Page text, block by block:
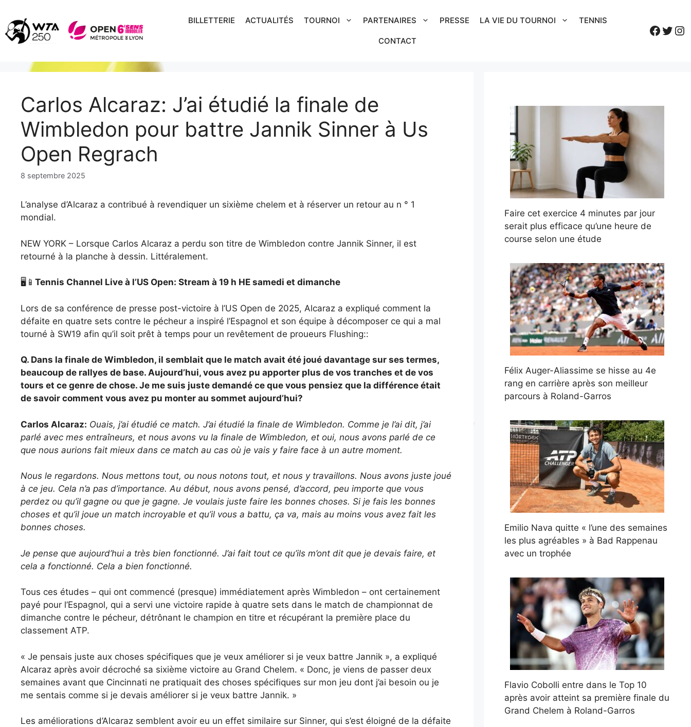
contenu
BILLETTERIE ACTUALITÉS TOURNOI PARTENAIRES PRESSE LA VIE DU TOURNOI TENNIS
CONTACT
Carlos Alcaraz: J’ai étudié la finale de
Wimbledon pour battre Jannik Sinner à Us
Open Regrach
8 septembre 2025
L’analyse d’Alcaraz a contribué à revendiquer un sixième chelem et à réserver un retour au n ° 1
mondial.
NEW YORK – Lorsque Carlos Alcaraz a perdu son titre de Wimbledon contre Jannik Sinner, il est
retourné à la planche à dessin. Littéralement.
🖥️📱 Tennis Channel Live à l’US Open: Stream à 19 h HE samedi et dimanche
Lors de sa conférence de presse post-victoire à l’US Open de 2025, Alcaraz a expliqué comment la
défaite en quatre sets contre le pécheur a inspiré l’Espagnol et son équipe à décomposer ce qui a mal
tourné à SW19 afin qu’il soit prêt à temps pour un revêtement de proueurs Flushing::
Q. Dans la finale de Wimbledon, il semblait que le match avait été joué davantage sur ses termes,
beaucoup de rallyes de base. Aujourd’hui, vous avez pu apporter plus de vos tranches et de vos
tours et ce genre de chose. Je me suis juste demandé ce que vous pensiez que la différence était
de savoir comment vous avez pu monter au sommet aujourd’hui?
Carlos Alcaraz: Ouais, j’ai étudié ce match. J’ai étudié la finale de Wimbledon. Comme je l’ai dit, j’ai
parlé avec mes entraîneurs, et nous avons vu la finale de Wimbledon, et oui, nous avons parlé de ce
que nous aurions fait mieux dans ce match au cas où je vais y faire face à un autre moment.
Nous le regardons. Nous mettons tout, ou nous notons tout, et nous y travaillons. Nous avons juste joué
à ce jeu. Cela n’a pas d’importance. Au début, nous avons pensé, d’accord, peu importe que vous
perdez ou qu’il gagne ou que je gagne. Je voulais juste faire les bonnes choses. Si je fais les bonnes
choses et qu’il joue un match incroyable et qu’il vous a battu, ça va, mais au moins vous avez fait les
bonnes choses.
Je pense que aujourd’hui a très bien fonctionné. J’ai fait tout ce qu’ils m’ont dit que je devais faire, et
cela a fonctionné. Cela a bien fonctionné.
Tous ces études – qui ont commencé (presque) immédiatement après Wimbledon – ont certainement
payé pour l’Espagnol, qui a servi une victoire rapide à quatre sets dans le match de championnat de
dimanche contre le pécheur, détrônant le champion en titre et récupérant la première place du
classement ATP.
« Je pensais juste aux choses spécifiques que je veux améliorer si je veux battre Jannik », a expliqué
Alcaraz après avoir décroché sa sixième victoire au Grand Chelem. « Donc, je viens de passer deux
semaines avant que Cincinnati ne pratiquait des choses spécifiques sur mon jeu dont j’ai besoin ou je
me sentais comme si je devais améliorer si je veux battre Jannik. »
Les améliorations d’Alcaraz semblent avoir eu un effet similaire sur Sinner, qui s’est éloigné de la défaite
Faire cet exercice 4 minutes par jour
serait plus efficace qu’une heure de
course selon une étude
Félix Auger-Aliassime se hisse au 4e
rang en carrière après son meilleur
parcours à Roland-Garros
Emilio Nava quitte « l’une des semaines
les plus agréables » à Bad Rappenau
avec un trophée
Flavio Cobolli entre dans le Top 10
après avoir atteint sa première finale du
Grand Chelem à Roland-Garros